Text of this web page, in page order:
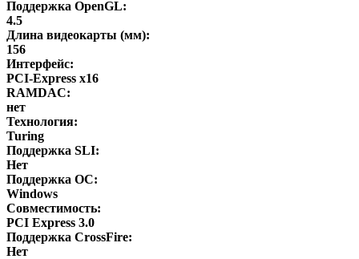
Поддержка OpenGL:
4.5
Длина видеокарты (мм):
156
Интерфейс:
PCI-Express x16
RAMDAC:
нет
Технология:
Turing
Поддержка SLI:
Нет
Поддержка ОС:
Windows
Совместимость:
PCI Express 3.0
Поддержка CrossFire:
Нет